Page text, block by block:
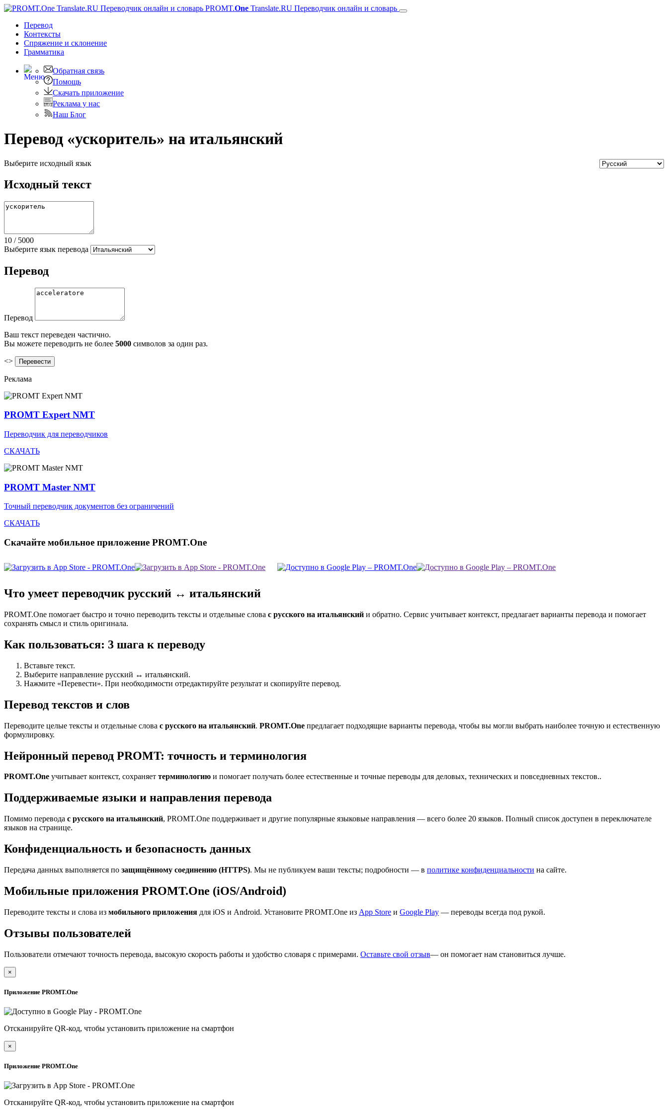
PROMT.One Translate.RU Переводчик онлайн и словарь
Перевод
Контексты
Спряжение и склонение
Грамматика
Обратная связь
Помощь
Скачать приложение
Реклама у нас
Наш Блог
Перевод «ускоритель» на итальянский
Выберите исходный язык
Исходный текст
10 / 5000
Выберите язык перевода
Перевод
Перевод
Ваш текст переведен частично.
Вы можете переводить не более 5000 символов за один раз.
<>
Реклама
PROMT Expert NMT
Переводчик для переводчиков
СКАЧАТЬ
PROMT Master NMT
Точный переводчик документов без ограничений
СКАЧАТЬ
Скачайте мобильное приложение PROMT.One
Что умеет переводчик русский ↔ итальянский
PROMT.One помогает быстро и точно переводить тексты и отдельные слова с русского на итальянский и обратно. Сервис учитывает контекст, предлагает варианты перевода и помогает
сохранять смысл и стиль оригинала.
Как пользоваться: 3 шага к переводу
Вставьте текст.
Выберите направление русский ↔ итальянский.
Нажмите «Перевести». При необходимости отредактируйте результат и скопируйте перевод.
Перевод текстов и слов
Переводите целые тексты и отдельные слова с русского на итальянский. PROMT.One предлагает подходящие варианты перевода, чтобы вы могли выбрать наиболее точную и естественную
формулировку.
Нейронный перевод PROMT: точность и терминология
PROMT.One учитывает контекст, сохраняет терминологию и помогает получать более естественные и точные переводы для деловых, технических и повседневных текстов..
Поддерживаемые языки и направления перевода
Помимо перевода с русского на итальянский, PROMT.One поддерживает и другие популярные языковые направления — всего более 20 языков. Полный список доступен в переключателе
языков на странице.
Конфиденциальность и безопасность данных
Передача данных выполняется по защищённому соединению (HTTPS). Мы не публикуем ваши тексты; подробности — в политике конфиденциальности на сайте.
Мобильные приложения PROMT.One (iOS/Android)
Переводите тексты и слова из мобильного приложения для iOS и Android. Установите PROMT.One из App Store и Google Play — переводы всегда под рукой.
Отзывы пользователей
Пользователи отмечают точность перевода, высокую скорость работы и удобство словаря с примерами. Оставьте свой отзыв— он помогает нам становиться лучше.
×
Приложение PROMT.One
Отсканируйте QR-код, чтобы установить приложение на смартфон
×
Приложение PROMT.One
Отсканируйте QR-код, чтобы установить приложение на смартфон